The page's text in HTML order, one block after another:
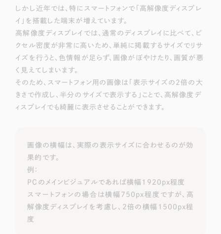
制作実績
Works
制作実績
全国1,400社以上の支援実績の中から 実績の
一部をご紹介します
しかし近年では、特にスマートフォンで「高解像度ディスプレ
イ」を搭載した端末が増えています。
高解像度ディスプレイでは、通常のディスプレイに比べて、ピ
クセル密度が非常に高いため、単純に掲載するサイズでリサ
イズを行うと、色情報が足らず、画像がぼやけたり、画質が悪
く見えてしまいます。
そのため、スマートフォン用の画像は「表示サイズの2倍の大
きさで作成し、半分のサイズで表示する」ことで、高解像度デ
ィスプレイでも綺麗に表示させることができます。
画像の横幅は、実際の表示サイズに合わせるのが効
果的です。
例：
PCのメインビジュアルであれば横幅1920px程度
スマートフォンの場合は横幅750px程度ですが、高
解像度ディスプレイを考慮し、2倍の横幅1500px程
度